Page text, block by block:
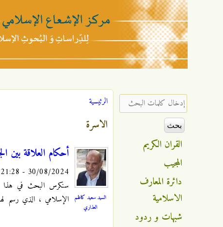
الإشعاع
الإسلامي أنت هنا
الرئيسية
الاسرة
السيد سعيد كاظم
العذاري
أحكام العلاقة بين
30/08/2024 - 21:28
سنكرس البحث في هذا
الإسلامي ، الذي رسم
‏إدخال كلمات البحث ‏
القران الكريم
المجيب
دائرة المعارف
الاسلامية
شبهات و ردود